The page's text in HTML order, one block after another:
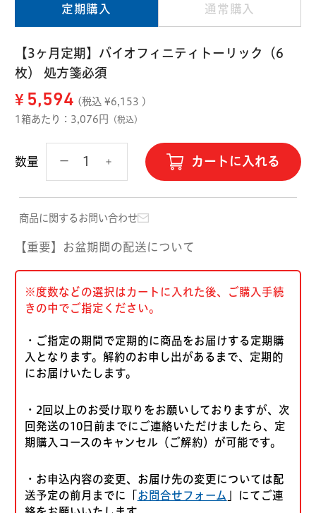
定期購入 通常購入
【3ヶ月定期】バイオフィニティトーリック（6
枚） 処方箋必須
¥ 5,594 (税込 ¥6,153 )
1箱あたり：3,076円
（税込）
数量 カートに入れる
商品に関するお問い合わせ
【重要】お盆期間の配送について
※度数などの選択はカートに入れた後、ご購入手続
きの中でご指定ください。
・ご指定の期間で定期的に商品をお届けする定期購
入となります。解約のお申し出があるまで、定期的
にお届けいたします。
・2回以上のお受け取りをお願いしておりますが、次
回発送の10日前までにご連絡いただけましたら、定
期購入コースのキャンセル（ご解約）が可能です。
・お申込内容の変更、お届け先の変更については配
送予定の前月までに「お問合せフォーム 」にてご連